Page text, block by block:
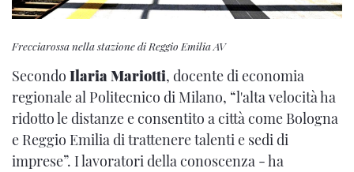
Frecciarossa nella stazione di Reggio Emilia AV
Secondo Ilaria Mariotti, docente di economia
regionale al Politecnico di Milano, “l'alta velocità ha
ridotto le distanze e consentito a città come Bologna
e Reggio Emilia di trattenere talenti e sedi di
imprese”. I lavoratori della conoscenza - ha